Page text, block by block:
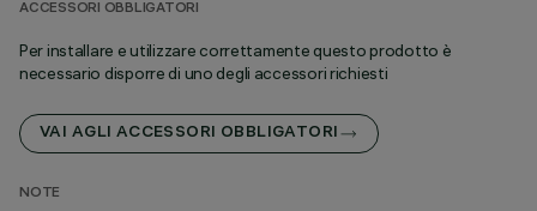
ACCESSORI OBBLIGATORI
Per installare e utilizzare correttamente questo prodotto è
necessario disporre di uno degli accessori richiesti
VAI AGLI ACCESSORI OBBLIGATORI
NOTE